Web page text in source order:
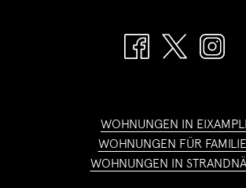
WOHNUNGEN IN
WOHNUNGEN FÜR
WOHNUNGEN IN